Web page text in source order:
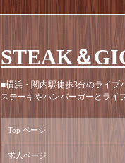
STEAK＆
■横浜・関内駅徒歩3分のライブ
ステーキやハンバーガーとライ
Top ページ
求人ページ